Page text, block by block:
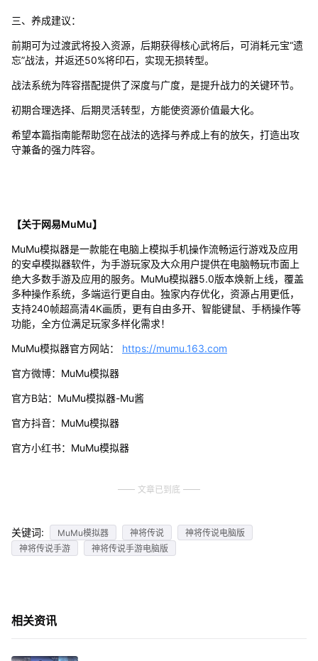
三、养成建议：
前期可为过渡武将投入资源，后期获得核心武将后，可消耗元宝“遗
忘”战法，并返还50%将印石，实现无损转型。
战法系统为阵容搭配提供了深度与广度，是提升战力的关键环节。
初期合理选择、后期灵活转型，方能使资源价值最大化。
希望本篇指南能帮助您在战法的选择与养成上有的放矢，打造出攻
守兼备的强力阵容。
【关于网易MuMu】
MuMu模拟器是一款能在电脑上模拟手机操作流畅运行游戏及应用
的安卓模拟器软件，为手游玩家及大众用户提供在电脑畅玩市面上
绝大多数手游及应用的服务。MuMu模拟器5.0版本焕新上线，覆盖
多种操作系统，多端运行更自由。独家内存优化，资源占用更低，
支持240帧超高清4K画质，更有自由多开、智能键鼠、手柄操作等
功能，全方位满足玩家多样化需求！
MuMu模拟器官方网站： https://mumu.163.com
官方微博：MuMu模拟器
官方B站：MuMu模拟器-Mu酱
官方抖音：MuMu模拟器
官方小红书：MuMu模拟器
文章已到底
关键词: MuMu模拟器 神将传说
神将传说电脑版
神将传说手游
神将传说手游电脑版
相关资讯